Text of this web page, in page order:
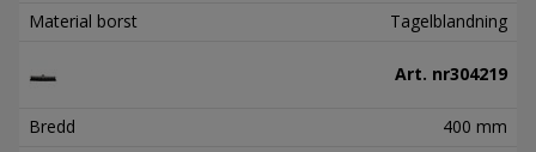
Material borst
Tagelblandning
Art. nr304219
Bredd
400 mm